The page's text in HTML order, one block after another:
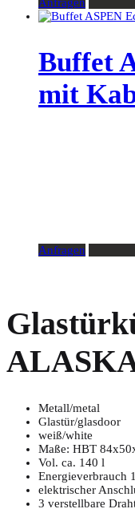
Buffet
mit
Anfragen
Metall/metal
Glastür/glasdoor
weiß/white
Maße: HBT
Vol. ca. 140 l
Energieverbrauch
elektrischer
3 verstellbare